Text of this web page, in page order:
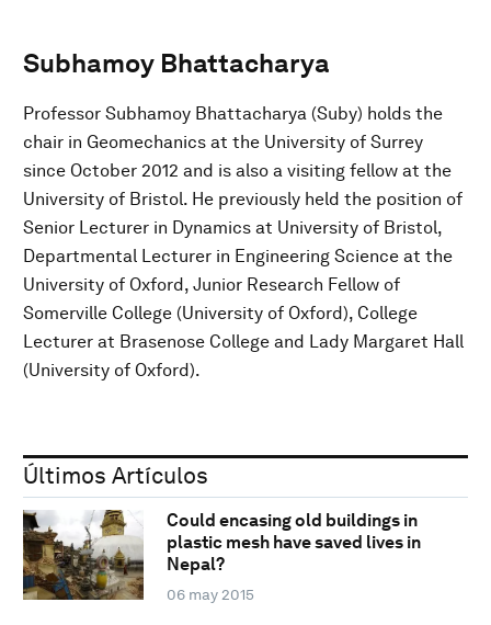
Subhamoy Bhattacharya
Professor Subhamoy Bhattacharya (Suby) holds the
chair in Geomechanics at the University of Surrey
since October 2012 and is also a visiting fellow at the
University of Bristol. He previously held the position of
Senior Lecturer in Dynamics at University of Bristol,
Departmental Lecturer in Engineering Science at the
University of Oxford, Junior Research Fellow of
Somerville College (University of Oxford), College
Lecturer at Brasenose College and Lady Margaret Hall
(University of Oxford).
Últimos Artículos
Could encasing old buildings in
plastic mesh have saved lives in
Nepal?
06 may 2015